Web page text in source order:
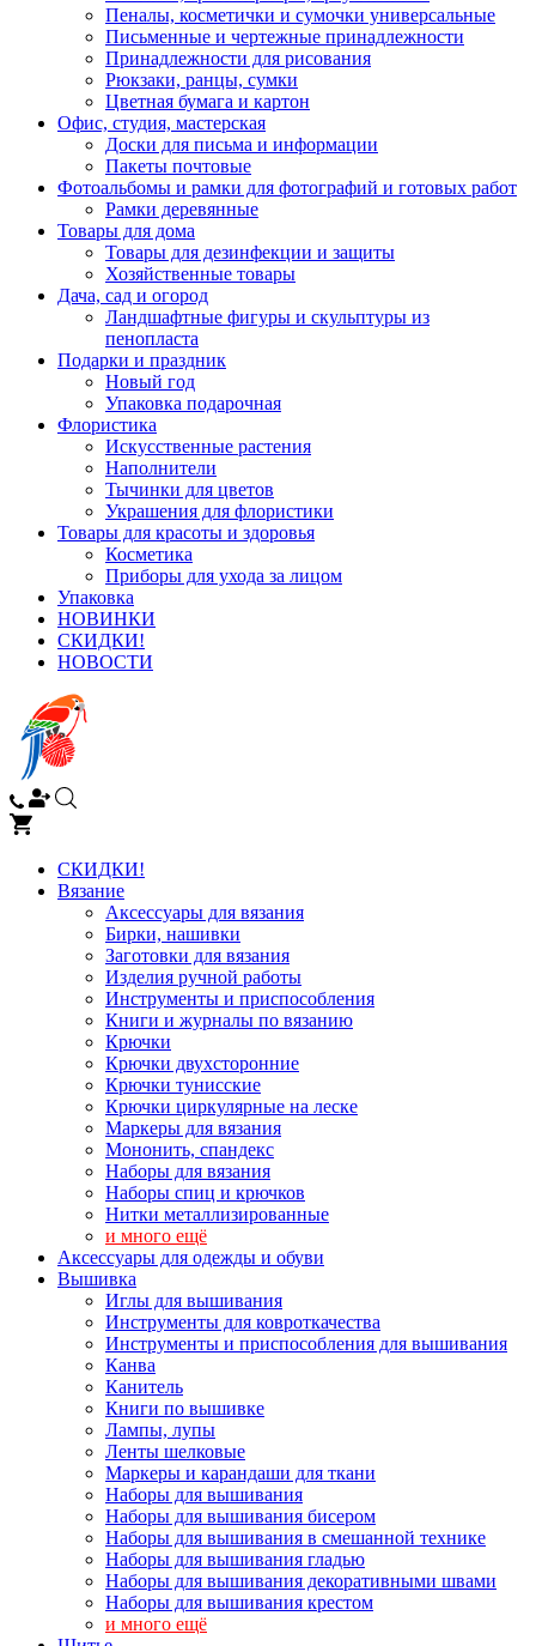
Пеналы, косметички и сумочки универсальные
Письменные и чертежные принадлежности
Принадлежности для рисования
Рюкзаки, ранцы, сумки
Цветная бумага и картон
Офис, студия, мастерская
Доски для письма и информации
Пакеты почтовые
Фотоальбомы и рамки для фотографий и готовых работ
Рамки деревянные
Товары для дома
Товары для дезинфекции и защиты
Хозяйственные товары
Дача, сад и огород
Ландшафтные фигуры и скульптуры из
пенопласта
Подарки и праздник
Новый год
Упаковка подарочная
Флористика
Искусственные растения
Наполнители
Тычинки для цветов
Украшения для флористики
Товары для красоты и здоровья
Косметика
Приборы для ухода за лицом
Упаковка
НОВИНКИ
СКИДКИ!
НОВОСТИ
СКИДКИ!
Вязание
Аксессуары для вязания
Бирки, нашивки
Заготовки для вязания
Изделия ручной работы
Инструменты и приспособления
Книги и журналы по вязанию
Крючки
Крючки двухсторонние
Крючки тунисские
Крючки циркулярные на леске
Маркеры для вязания
Мононить, спандекс
Наборы для вязания
Наборы спиц и крючков
Нитки металлизированные
и много ещё
Аксессуары для одежды и обуви
Вышивка
Иглы для вышивания
Инструменты для ковроткачества
Инструменты и приспособления для вышивания
Канва
Канитель
Книги по вышивке
Лампы, лупы
Ленты шелковые
Маркеры и карандаши для ткани
Наборы для вышивания
Наборы для вышивания бисером
Наборы для вышивания в смешанной технике
Наборы для вышивания гладью
Наборы для вышивания декоративными швами
Наборы для вышивания крестом
и много ещё